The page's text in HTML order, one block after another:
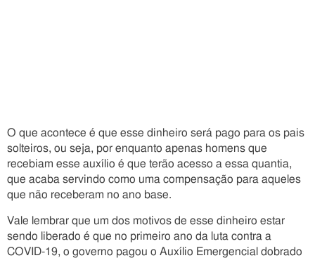
O que acontece é que esse dinheiro será pago para os pais
solteiros, ou seja, por enquanto apenas homens que
recebiam esse auxílio é que terão acesso a essa quantia,
que acaba servindo como uma compensação para aqueles
que não receberam no ano base.
Vale lembrar que um dos motivos de esse dinheiro estar
sendo liberado é que no primeiro ano da luta contra a
COVID-19, o governo pagou o Auxílio Emergencial dobrado